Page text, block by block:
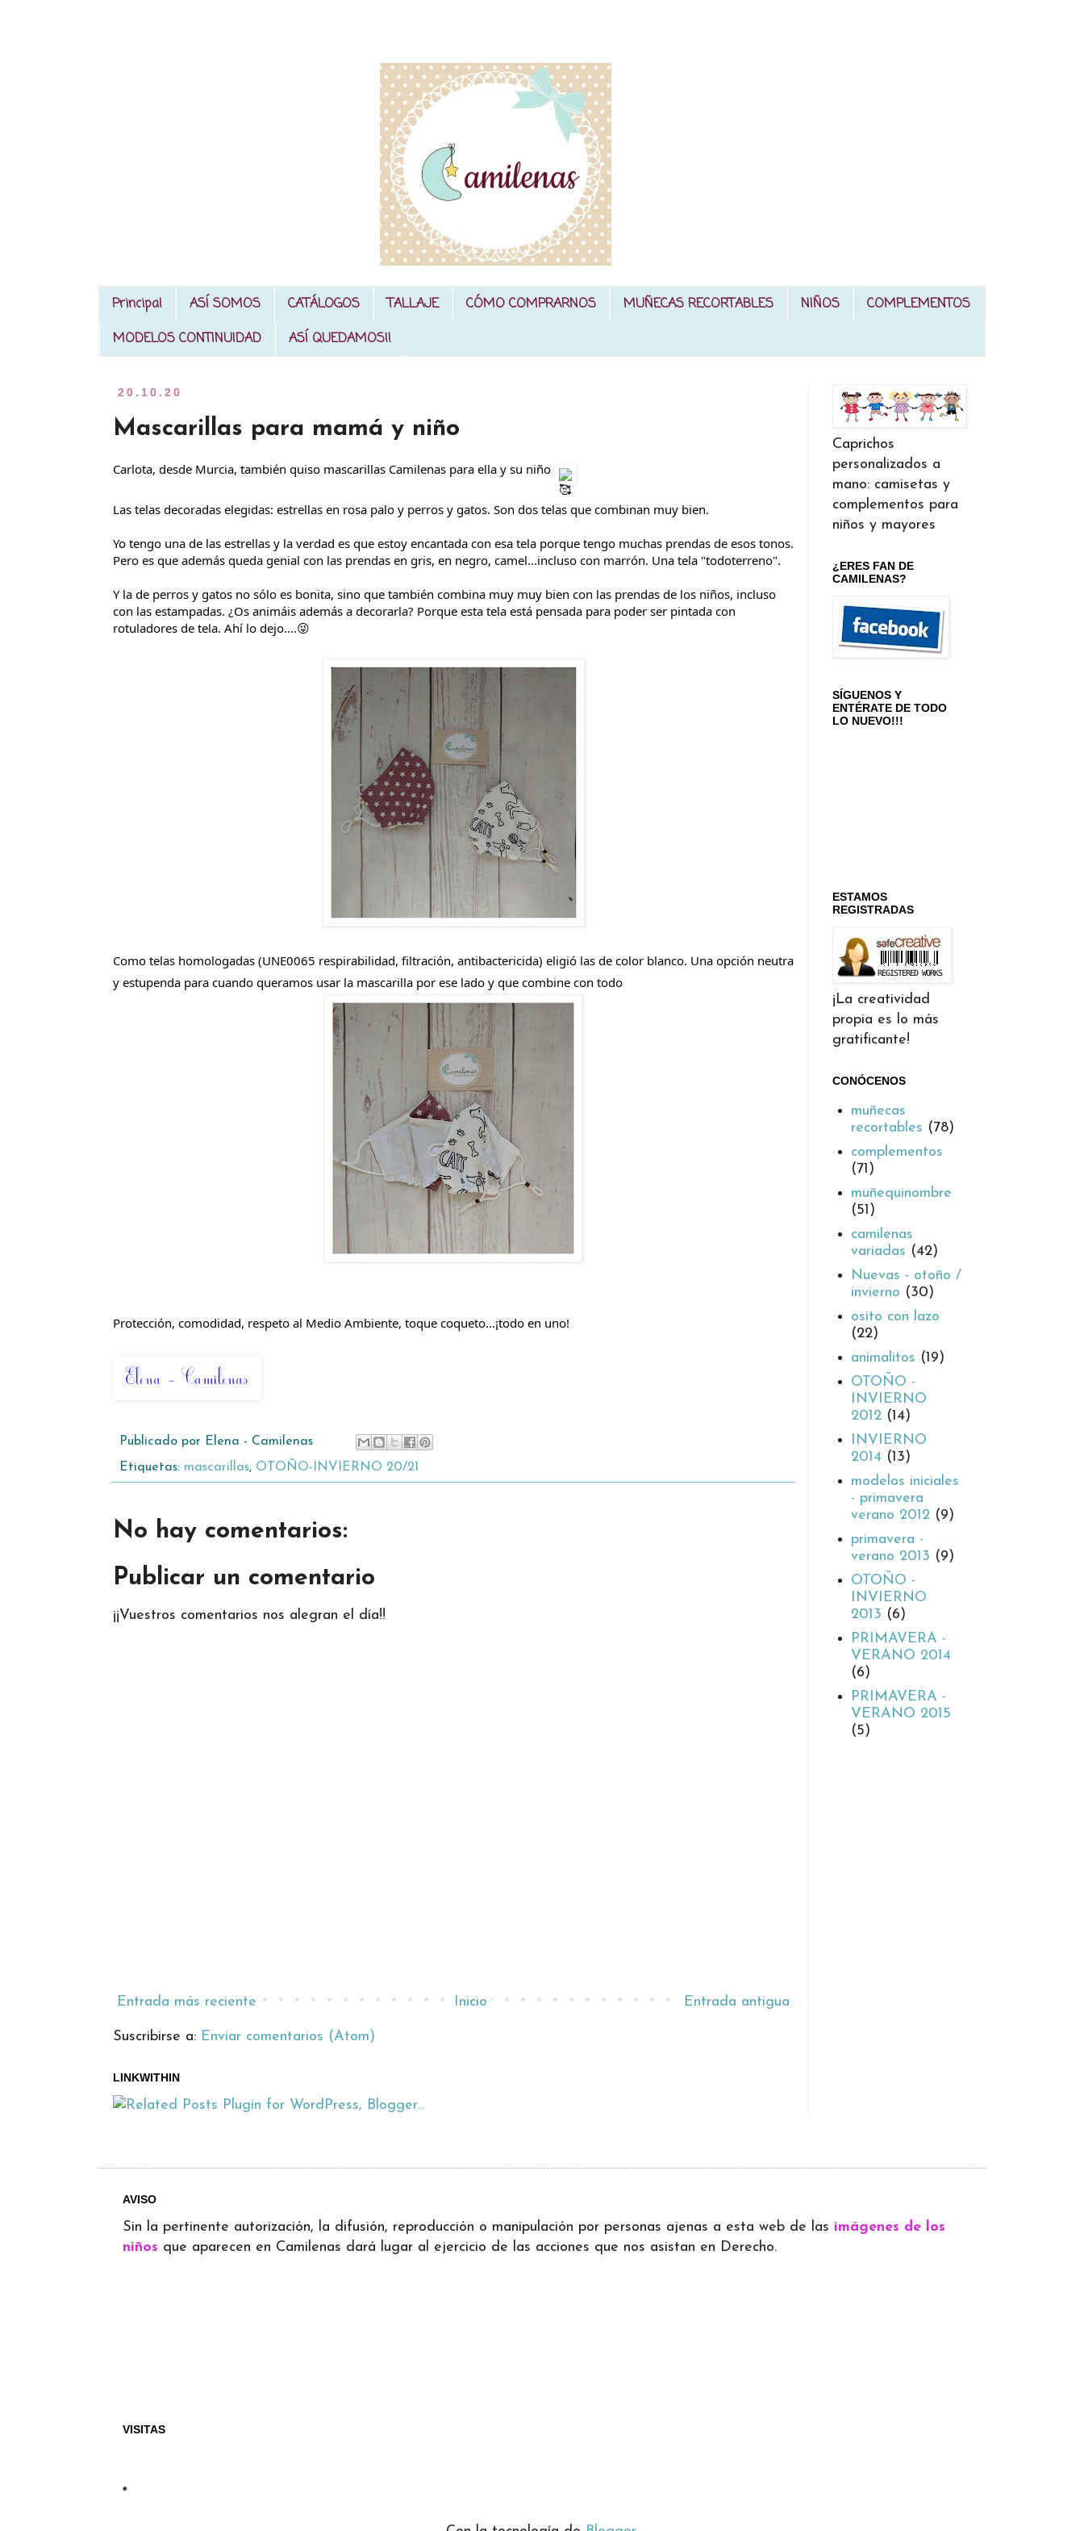
Principal ASÍ SOMOS CATÁLOGOS TALLAJE CÓMO COMPRARNOS MUÑECAS RECORTABLES NIÑOS
COMPLEMENTOS
MODELOS CONTINUIDAD
ASÍ QUEDAMOS!!
20.10.20
Mascarillas para mamá y niño
Carlota, desde Murcia, también quiso mascarillas Camilenas para ella y su niño
Las telas decoradas elegidas: estrellas en rosa palo y perros y gatos. Son dos telas que combinan muy bien.
Yo tengo una de las estrellas y la verdad es que estoy encantada con esa tela porque tengo muchas prendas de esos tonos.
Pero es que además queda genial con las prendas en gris, en negro, camel...incluso con marrón. Una tela "todoterreno".
Y la de perros y gatos no sólo es bonita, sino que también combina muy muy bien con las prendas de los niños, incluso
con las estampadas. ¿Os animáis además a decorarla? Porque esta tela está pensada para poder ser pintada con
rotuladores de tela. Ahí lo dejo....😜
Como telas homologadas (UNE0065 respirabilidad, filtración, antibactericida) eligió las de color blanco. Una opción neutra
y estupenda para cuando queramos usar la mascarilla por ese lado y que combine con todo
Protección, comodidad, respeto al Medio Ambiente, toque coqueto...¡todo en uno!
Publicado por Elena - Camilenas
Etiquetas: mascarillas, OTOÑO-INVIERNO 20/21
No hay comentarios:
Publicar un comentario
¡¡Vuestros comentarios nos alegran el día!!
Entrada más reciente Entrada antigua
Inicio
Suscribirse a: Enviar comentarios (Atom)
LINKWITHIN
Caprichos
personalizados a
mano: camisetas y
complementos para
niños y mayores
¿ERES FAN DE
CAMILENAS?
SÍGUENOS Y
ENTÉRATE DE TODO
LO NUEVO!!!
ESTAMOS
REGISTRADAS
¡La creatividad
propia es lo más
gratificante!
CONÓCENOS
muñecas
recortables (78)
complementos
(71)
muñequinombre
(51)
camilenas
variadas (42)
Nuevas - otoño /
invierno (30)
osito con lazo
(22)
animalitos (19)
OTOÑO -
INVIERNO
2012 (14)
INVIERNO
2014 (13)
modelos iniciales
- primavera
verano 2012 (9)
primavera -
verano 2013 (9)
OTOÑO -
INVIERNO
2013 (6)
PRIMAVERA -
VERANO 2014
(6)
PRIMAVERA -
VERANO 2015
(5)
AVISO
Sin la pertinente autorización, la difusión, reproducción o manipulación por personas ajenas a esta web de las imágenes de los
niños que aparecen en Camilenas dará lugar al ejercicio de las acciones que nos asistan en Derecho.
VISITAS
*